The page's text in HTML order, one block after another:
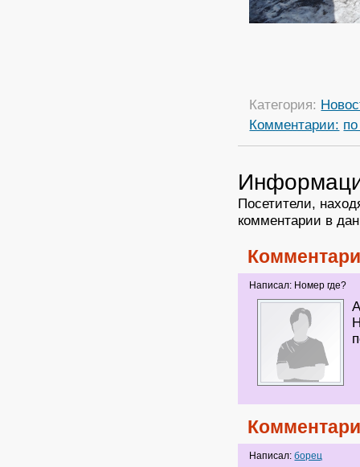
Категория:
Комментарии:
Посетители,
комментарии в
Написал: Номер где?
Написал:борец